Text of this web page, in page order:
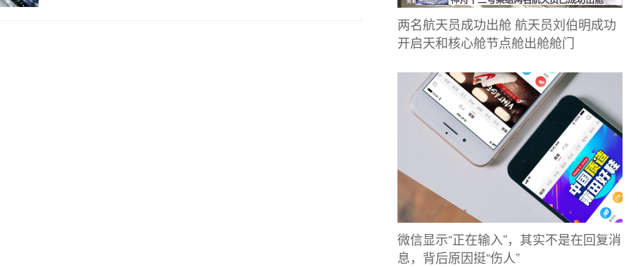
两名航天员成功出舱 航天员刘伯明成功
开启天和核心舱节点舱出舱舱门
微信显示“正在输入”，其实不是在回复消
息，背后原因挺“伤人”